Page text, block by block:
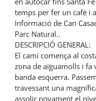
temps per fer un cafè i
Informació de Can
Parc Natural..
DESCRIPCIÓ GENERAL:
El camí comença al
zona de aiguamolls i fa
banda esquerra.
travessant una
assolir novament el